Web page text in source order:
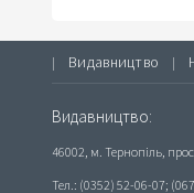
| Видавництво |
Видавництво:
46002, м. Тернопіль,
Тел.: (0352) 52-06-07;